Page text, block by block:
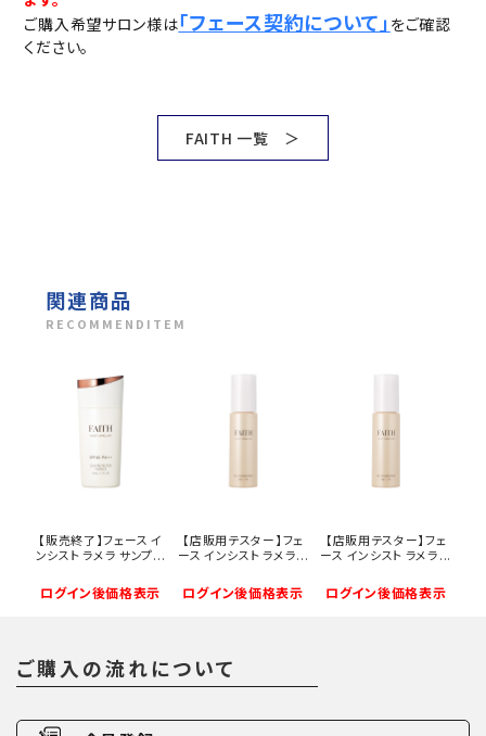
ご購入希望サロン様は「フェース契約について」 をご確認
ください。
FAITH 一覧 ＞
関連商品
RECOMMENDITEM
【販売終了】フェース イ
ンシスト ラメラ サンプ...
ログイン後価格表示
【店販用テスター】フェ
ース インシスト ラメラ...
ログイン後価格表示
【店販用テスター】フェ
ース インシスト ラメラ...
ログイン後価格表示
ご購入の流れについて